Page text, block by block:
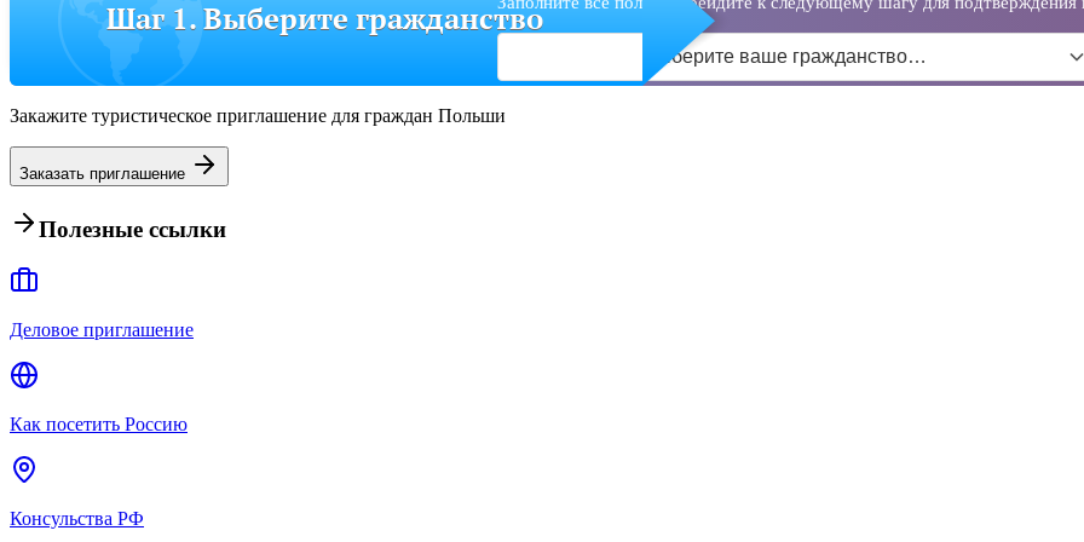
Шаг 1. Выберите гражданство
Выберите ваше гражданство…
Закажите туристическое приглашение для граждан Польши
Заказать приглашение
Полезные ссылки
Деловое приглашение
Как посетить Россию
Консульства РФ